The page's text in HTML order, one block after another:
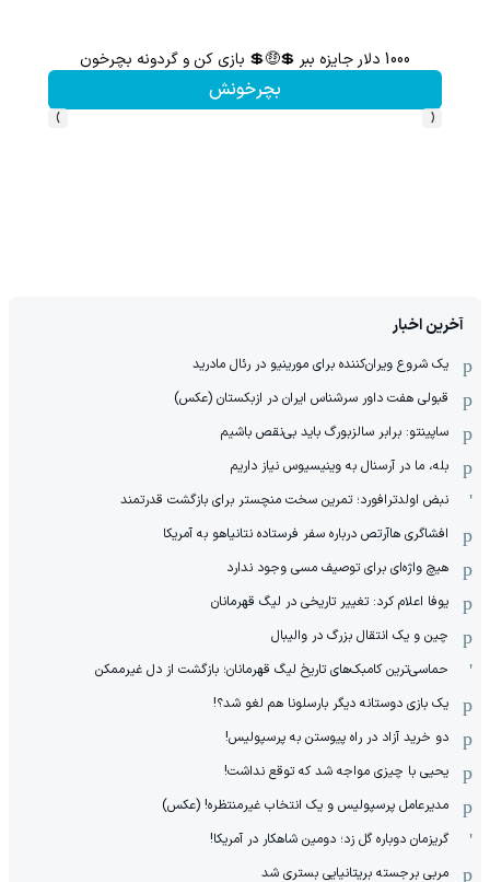
1000 دلار جایزه ببر 💲🤑💲 بازی کن و گردونه بچرخون
بچرخونش
‹
›
آخرین اخبار
یک شروع ویران‌کننده برای مورینیو در رئال مادرید
قبولی هفت داور سرشناس ایران در ازبکستان (عکس)
ساپینتو: برابر سالزبورگ باید بی‌نقص باشیم
بله، ما در آرسنال به وینیسیوس نیاز داریم
نبض اولدترافورد؛ تمرین سخت منچستر برای بازگشت قدرتمند
افشاگری هاآرتص درباره سفر فرستاده نتانیاهو به آمریکا
هیچ واژه‌ای برای توصیف مسی وجود ندارد
یوفا اعلام کرد: تغییر تاریخی در لیگ قهرمانان
چین و یک انتقال بزرگ در والیبال
حماسی‌ترین کامبک‌های تاریخ لیگ قهرمانان؛ بازگشت از دل غیرممکن
یک بازی دوستانه دیگر بارسلونا هم لغو شد؟!
دو خرید آزاد در راه پیوستن به پرسپولیس!
یحیی با چیزی مواجه شد که توقع نداشت!
مدیرعامل پرسپولیس و یک انتخاب غیرمنتظره! (عکس)
گریزمان دوباره گل زد؛ دومین شاهکار در آمریکا!
مربی برجسته بریتانیایی بستری شد